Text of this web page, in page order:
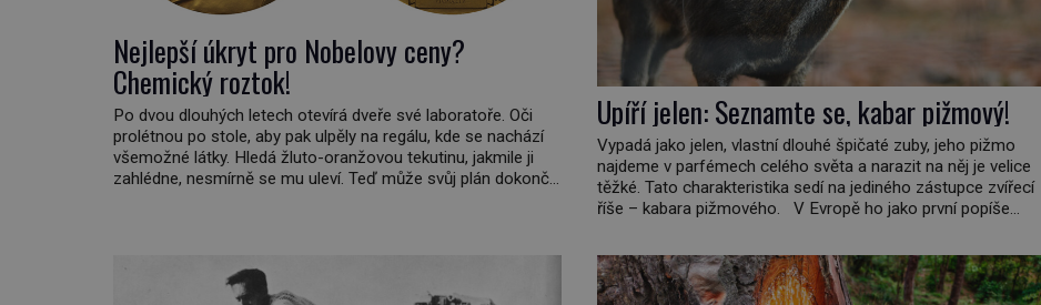
Nejlepší úkryt pro Nobelovy ceny?
Chemický roztok!
Po dvou dlouhých letech otevírá dveře své laboratoře. Oči
prolétnou po stole, aby pak ulpěly na regálu, kde se nachází
všemožné látky. Hledá žluto-oranžovou tekutinu, jakmile ji
zahlédne, nesmírně se mu uleví. Teď může svůj plán dokončit.
Upíří jelen: Seznamte se, kabar pižmový!
Vypadá jako jelen, vlastní dlouhé špičaté zuby, jeho pižmo
najdeme v parfémech celého světa a narazit na něj je velice
těžké. Tato charakteristika sedí na jediného zástupce zvířecí
říše – kabara pižmového. V Evropě ho jako první popíše
ví už celá staletí. Zvíře připomíná jelena, v kohoutku dosahuje
[…]